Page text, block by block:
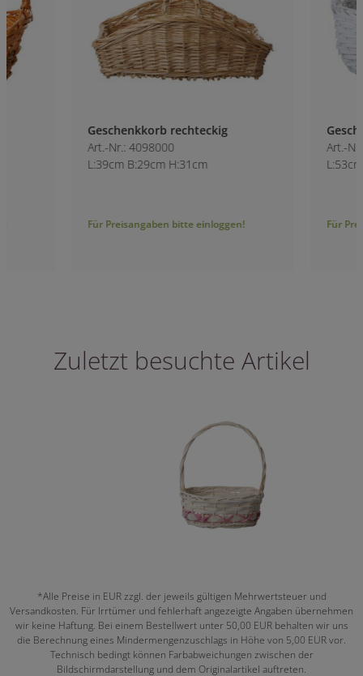
Geschenkkorb rechteckig
Art.-Nr.: 4098000
L:39cm B:29cm H:31cm
Für Preisangaben bitte einloggen!
Geschenkkorb
Art.-Nr.: 4098700
L:53cm B:43cm
Für Preisangaben
Zuletzt besuchte Artikel
*Alle Preise in EUR zzgl. der jeweils gültigen Mehrwertsteuer und
Versandkosten. Für Irrtümer und fehlerhaft angezeigte Angaben übernehmen
wir keine Haftung. Bei einem Bestellwert unter 50,00 EUR behalten wir uns
die Berechnung eines Mindermengenzuschlags in Höhe von 5,00 EUR vor.
Technisch bedingt können Farbabweichungen zwischen der
Bildschirmdarstellung und dem Originalartikel auftreten.